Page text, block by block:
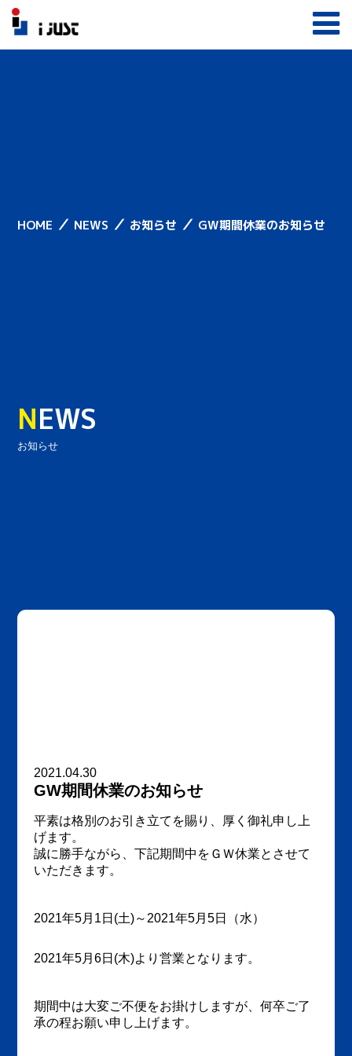
HOME ／ NEWS ／ お知らせ ／ GW期間休業のお知らせ
NEWS
お知らせ
2021.04.30
GW期間休業のお知らせ
平素は格別のお引き立てを賜り、厚く御礼申し上
げます。
誠に勝手ながら、下記期間中をＧＷ休業とさせて
いただきます。
2021年5月1日(土)～2021年5月5日（水）
2021年5月6日(木)より営業となります。
期間中は大変ご不便をお掛けしますが、何卒ご了
承の程お願い申し上げます。